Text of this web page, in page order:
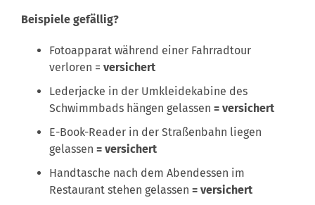
Beispiele gefällig?
Fotoapparat während einer Fahrradtour
verloren = versichert
Lederjacke in der Umkleidekabine des
Schwimmbads hängen gelassen = versichert
E-Book-Reader in der Straßenbahn liegen
gelassen = versichert
Handtasche nach dem Abendessen im
Restaurant stehen gelassen = versichert